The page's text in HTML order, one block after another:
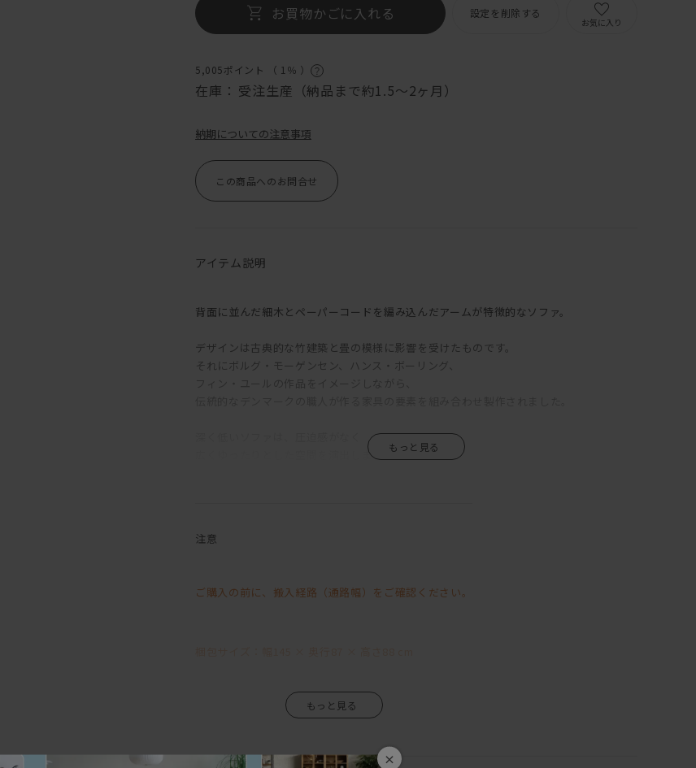
×
お買物かごに入れる 設定を削除する
お気に入り
5,005ポイント （ 1％ ）
在庫： 受注生産（納品まで約1.5～2ヶ月）
納期についての注意事項
この商品へのお問合せ
アイテム説明
背面に並んだ細木とペーパーコードを編み込んだアームが特徴的なソファ。
デザインは古典的な竹建築と畳の模様に影響を受けたものです。
それにボルグ・モーゲンセン、ハンス・ボーリング、
広くゆったりとした空間を演出します。
ペーパーコードが空間のアクセントになります。
どのカラーも木目をしっかりと感じることができます。
注意
ご購入の前に、搬入経路（通路幅）をご確認ください。